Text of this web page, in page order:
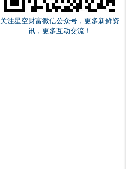
关注星空财富微信公众号，更多新鲜资
讯，更多互动交流！